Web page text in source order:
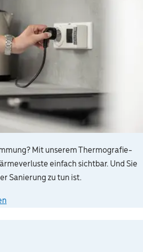
Mit unserem Thermografie-
einfach sichtbar. Und Sie
Sanierung zu tun ist.